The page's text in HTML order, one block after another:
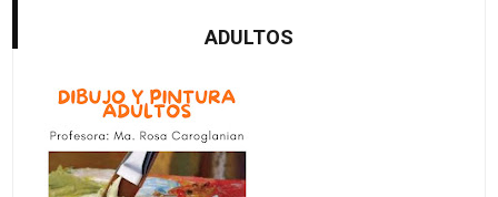
ADULTOS